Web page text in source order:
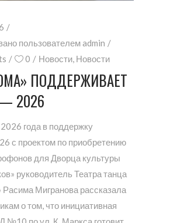
пользователемadmin
0 Новости, Новости
ПОДДЕРЖИВАЕТ
2026
года в поддержку
с проектом по приобретению
для Дворца культуры
руководитель Театра танца
Расима Мигранова рассказала
о том, что инициативная